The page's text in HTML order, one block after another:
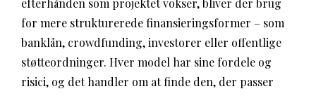
efterhånden som projektet vokser, bliver der brug
for mere strukturerede finansieringsformer – som
banklån, crowdfunding, investorer eller offentlige
støtteordninger. Hver model har sine fordele og
risici, og det handler om at finde den, der passer